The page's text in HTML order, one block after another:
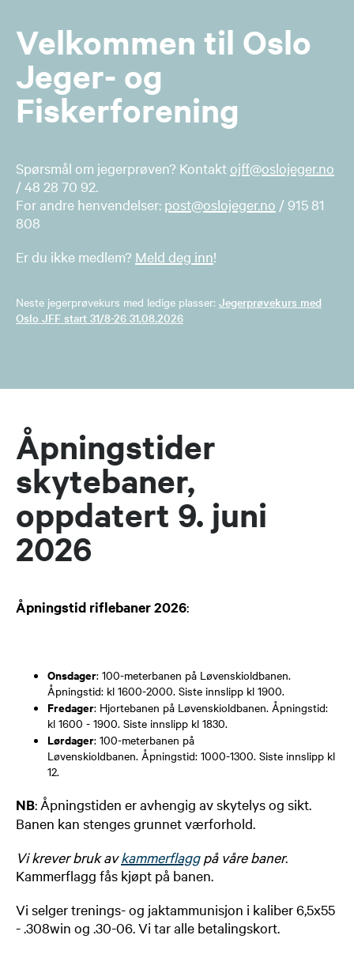
Velkommen til Oslo
Jeger- og
Fiskerforening
Spørsmål om jegerprøven? Kontaktojff@oslojeger.no
/ 48 28 70 92.
For andre henvendelser: post@oslojeger.no / 915 81
808
Er du ikke medlem? Meld deg inn!
Neste jegerprøvekurs med ledige plasser: Jegerprøvekurs med
Oslo JFF start 31/8-26 31.08.2026
Åpningstider
skytebaner,
oppdatert 9. juni
2026
Åpningstid riflebaner 2026:
Onsdager: 100-meterbanen på Løvenskioldbanen.
Åpningstid: kl 1600-2000. Siste innslipp kl 1900.
Fredager: Hjortebanen på Løvenskioldbanen. Åpningstid:
kl 1600 - 1900. Siste innslipp kl 1830.
Lørdager: 100-meterbanen på ​​
Løvenskioldbanen. Åpningstid: 1000-1300. Siste innslipp kl
12.
NB: Åpningstiden er avhengig av skytelys og sikt.
Banen kan stenges grunnet værforhold.
Vi krever bruk avkammerflaggpå våre baner.
Kammerflagg fås kjøpt på banen.
Vi selger trenings- og jaktammunisjon i kaliber 6,5x55
- .308win og .30-06. Vi tar alle betalingskort.